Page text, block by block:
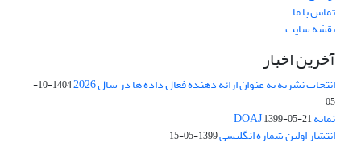
تماس با ما
نقشه سایت
آخرین اخبار
انتخاب نشریه به عنوان ارائه دهنده فعال داده ها در سال 2026
1404-10-
05
نمایه DOAJ1399-05-21
انتشار اولین شماره انگلیسی1399-05-15